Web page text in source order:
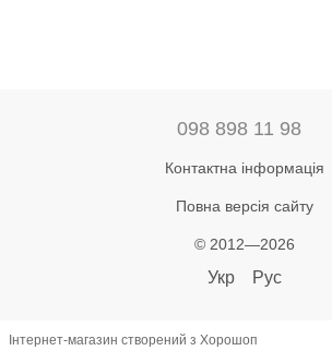
098 898 11 98
Контактна інформація
Повна версія сайту
© 2012—2026
Укр Рус
Інтернет-магазин створений з Хорошоп